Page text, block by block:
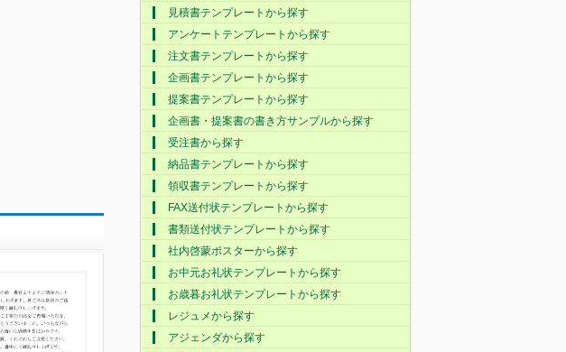
見積書テンプレートから探す
アンケートテンプレートから探す
注文書テンプレートから探す
企画書テンプレートから探す
提案書テンプレートから探す
企画書・提案書の書き方サンプルから探す
受注書から探す
納品書テンプレートから探す
領収書テンプレートから探す
FAX送付状テンプレートから探す
書類送付状テンプレートから探す
社内啓蒙ポスターから探す
お中元お礼状テンプレートから探す
お歳暮お礼状テンプレートから探す
レジュメから探す
アジェンダから探す